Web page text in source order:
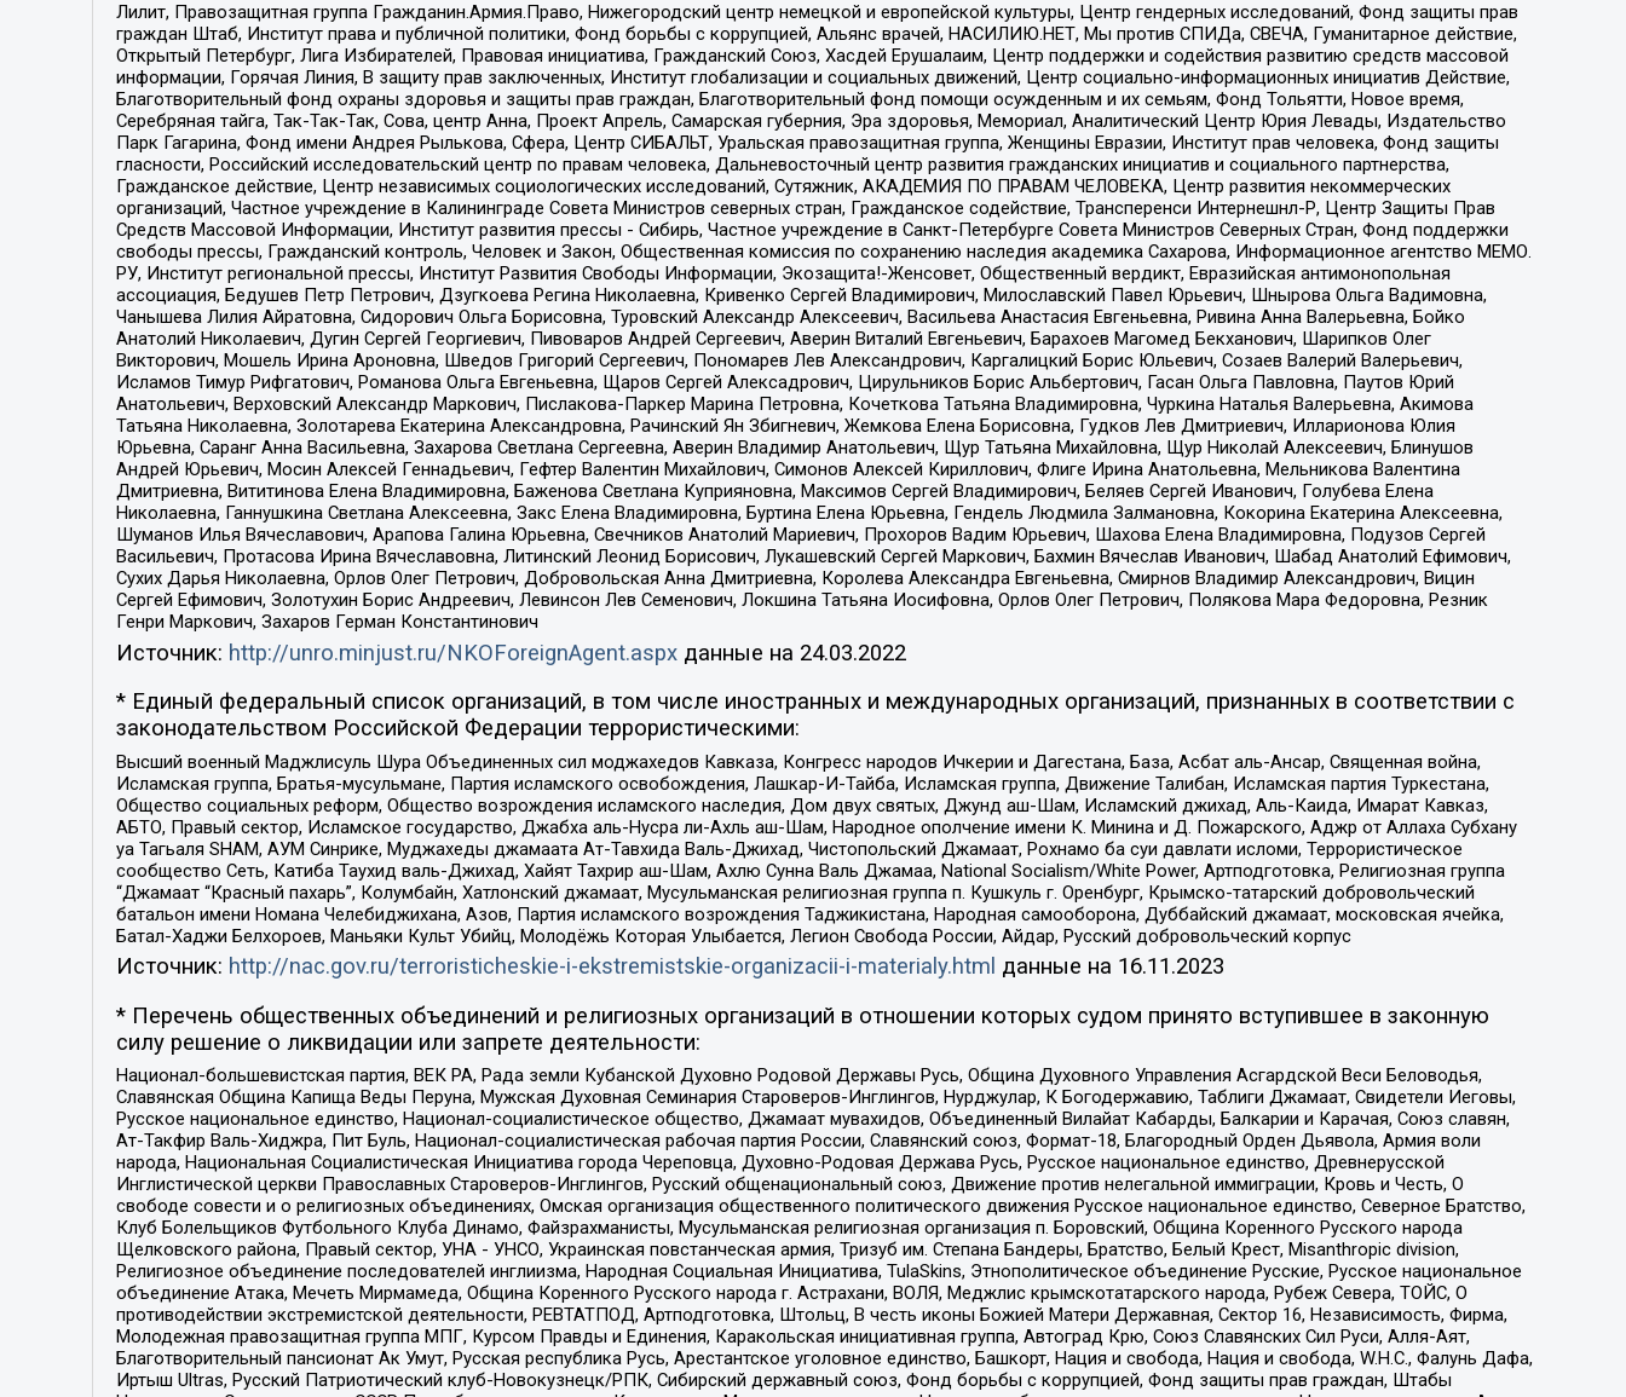
Лилит, Правозащитная группа Гражданин.Армия.Право, Нижегородский центр немецкой и европейской культуры, Центр гендерных исследований, Фонд защиты прав
граждан Штаб, Институт права и публичной политики, Фонд борьбы с коррупцией, Альянс врачей, НАСИЛИЮ.НЕТ, Мы против СПИДа, СВЕЧА, Гуманитарное действие,
Открытый Петербург, Лига Избирателей, Правовая инициатива, Гражданский Союз, Хасдей Ерушалаим, Центр поддержки и содействия развитию средств массовой
информации, Горячая Линия, В защиту прав заключенных, Институт глобализации и социальных движений, Центр социально-информационных инициатив Действие,
Благотворительный фонд охраны здоровья и защиты прав граждан, Благотворительный фонд помощи осужденным и их семьям, Фонд Тольятти, Новое время,
Серебряная тайга, Так-Так-Так, Сова, центр Анна, Проект Апрель, Самарская губерния, Эра здоровья, Мемориал, Аналитический Центр Юрия Левады, Издательство
Парк Гагарина, Фонд имени Андрея Рылькова, Сфера, Центр СИБАЛЬТ, Уральская правозащитная группа, Женщины Евразии, Институт прав человека, Фонд защиты
гласности, Российский исследовательский центр по правам человека, Дальневосточный центр развития гражданских инициатив и социального партнерства,
Гражданское действие, Центр независимых социологических исследований, Сутяжник, АКАДЕМИЯ ПО ПРАВАМ ЧЕЛОВЕКА, Центр развития некоммерческих
организаций, Частное учреждение в Калининграде Совета Министров северных стран, Гражданское содействие, Трансперенси Интернешнл-Р, Центр Защиты Прав
Средств Массовой Информации, Институт развития прессы - Сибирь, Частное учреждение в Санкт-Петербурге Совета Министров Северных Стран, Фонд поддержки
свободы прессы, Гражданский контроль, Человек и Закон, Общественная комиссия по сохранению наследия академика Сахарова, Информационное агентство МЕМО.
РУ, Институт региональной прессы, Институт Развития Свободы Информации, Экозащита!-Женсовет, Общественный вердикт, Евразийская антимонопольная
ассоциация, Бедушев Петр Петрович, Дзугкоева Регина Николаевна, Кривенко Сергей Владимирович, Милославский Павел Юрьевич, Шнырова Ольга Вадимовна,
Чанышева Лилия Айратовна, Сидорович Ольга Борисовна, Туровский Александр Алексеевич, Васильева Анастасия Евгеньевна, Ривина Анна Валерьевна, Бойко
Анатолий Николаевич, Дугин Сергей Георгиевич, Пивоваров Андрей Сергеевич, Аверин Виталий Евгеньевич, Барахоев Магомед Бекханович, Шарипков Олег
Викторович, Мошель Ирина Ароновна, Шведов Григорий Сергеевич, Пономарев Лев Александрович, Каргалицкий Борис Юльевич, Созаев Валерий Валерьевич,
Исламов Тимур Рифгатович, Романова Ольга Евгеньевна, Щаров Сергей Алексадрович, Цирульников Борис Альбертович, Гасан Ольга Павловна, Паутов Юрий
Анатольевич, Верховский Александр Маркович, Пислакова-Паркер Марина Петровна, Кочеткова Татьяна Владимировна, Чуркина Наталья Валерьевна, Акимова
Татьяна Николаевна, Золотарева Екатерина Александровна, Рачинский Ян Збигневич, Жемкова Елена Борисовна, Гудков Лев Дмитриевич, Илларионова Юлия
Юрьевна, Саранг Анна Васильевна, Захарова Светлана Сергеевна, Аверин Владимир Анатольевич, Щур Татьяна Михайловна, Щур Николай Алексеевич, Блинушов
Андрей Юрьевич, Мосин Алексей Геннадьевич, Гефтер Валентин Михайлович, Симонов Алексей Кириллович, Флиге Ирина Анатольевна, Мельникова Валентина
Дмитриевна, Вититинова Елена Владимировна, Баженова Светлана Куприяновна, Максимов Сергей Владимирович, Беляев Сергей Иванович, Голубева Елена
Николаевна, Ганнушкина Светлана Алексеевна, Закс Елена Владимировна, Буртина Елена Юрьевна, Гендель Людмила Залмановна, Кокорина Екатерина Алексеевна,
Шуманов Илья Вячеславович, Арапова Галина Юрьевна, Свечников Анатолий Мариевич, Прохоров Вадим Юрьевич, Шахова Елена Владимировна, Подузов Сергей
Васильевич, Протасова Ирина Вячеславовна, Литинский Леонид Борисович, Лукашевский Сергей Маркович, Бахмин Вячеслав Иванович, Шабад Анатолий Ефимович,
Сухих Дарья Николаевна, Орлов Олег Петрович, Добровольская Анна Дмитриевна, Королева Александра Евгеньевна, Смирнов Владимир Александрович, Вицин
Сергей Ефимович, Золотухин Борис Андреевич, Левинсон Лев Семенович, Локшина Татьяна Иосифовна, Орлов Олег Петрович, Полякова Мара Федоровна, Резник
Генри Маркович, Захаров Герман Константинович
Источник: http://unro.minjust.ru/NKOForeignAgent.aspxданные на 24.03.2022
* Единый федеральный список организаций, в том числе иностранных и международных организаций, признанных в соответствии с
законодательством Российской Федерации террористическими:
Высший военный Маджлисуль Шура Объединенных сил моджахедов Кавказа, Конгресс народов Ичкерии и Дагестана, База, Асбат аль-Ансар, Священная война,
Исламская группа, Братья-мусульмане, Партия исламского освобождения, Лашкар-И-Тайба, Исламская группа, Движение Талибан, Исламская партия Туркестана,
Общество социальных реформ, Общество возрождения исламского наследия, Дом двух святых, Джунд аш-Шам, Исламский джихад, Аль-Каида, Имарат Кавказ,
АБТО, Правый сектор, Исламское государство, Джабха аль-Нусра ли-Ахль аш-Шам, Народное ополчение имени К. Минина и Д. Пожарского, Аджр от Аллаха Субхану
уа Тагьаля SHAM, АУМ Синрике, Муджахеды джамаата Ат-Тавхида Валь-Джихад, Чистопольский Джамаат, Рохнамо ба суи давлати исломи, Террористическое
сообщество Сеть, Катиба Таухид валь-Джихад, Хайят Тахрир аш-Шам, Ахлю Сунна Валь Джамаа, National Socialism/White Power, Артподготовка, Религиозная группа
“Джамаат “Красный пахарь”, Колумбайн, Хатлонский джамаат, Мусульманская религиозная группа п. Кушкуль г. Оренбург, Крымско-татарский добровольческий
батальон имени Номана Челебиджихана, Азов, Партия исламского возрождения Таджикистана, Народная самооборона, Дуббайский джамаат, московская ячейка,
Батал-Хаджи Белхороев, Маньяки Культ Убийц, Молодёжь Которая Улыбается, Легион Свобода России, Айдар, Русский добровольческий корпус
Источник: http://nac.gov.ru/terroristicheskie-i-ekstremistskie-organizacii-i-materialy.html данные на 16.11.2023
* Перечень общественных объединений и религиозных организаций в отношении которых судом принято вступившее в законную
силу решение о ликвидации или запрете деятельности:
Национал-большевистская партия, ВЕК РА, Рада земли Кубанской Духовно Родовой Державы Русь, Община Духовного Управления Асгардской Веси Беловодья,
Славянская Община Капища Веды Перуна, Мужская Духовная Семинария Староверов-Инглингов, Нурджулар, К Богодержавию, Таблиги Джамаат, Свидетели Иеговы,
Русское национальное единство, Национал-социалистическое общество, Джамаат мувахидов, Объединенный Вилайат Кабарды, Балкарии и Карачая, Союз славян,
Ат-Такфир Валь-Хиджра, Пит Буль, Национал-социалистическая рабочая партия России, Славянский союз, Формат-18, Благородный Орден Дьявола, Армия воли
народа, Национальная Социалистическая Инициатива города Череповца, Духовно-Родовая Держава Русь, Русское национальное единство, Древнерусской
Инглистической церкви Православных Староверов-Инглингов, Русский общенациональный союз, Движение против нелегальной иммиграции, Кровь и Честь, О
свободе совести и о религиозных объединениях, Омская организация общественного политического движения Русское национальное единство, Северное Братство,
Клуб Болельщиков Футбольного Клуба Динамо, Файзрахманисты, Мусульманская религиозная организация п. Боровский, Община Коренного Русского народа
Щелковского района, Правый сектор, УНА - УНСО, Украинская повстанческая армия, Тризуб им. Степана Бандеры, Братство, Белый Крест, Misanthropic division,
Религиозное объединение последователей инглиизма, Народная Социальная Инициатива, TulaSkins, Этнополитическое объединение Русские, Русское национальное
объединение Атака, Мечеть Мирмамеда, Община Коренного Русского народа г. Астрахани, ВОЛЯ, Меджлис крымскотатарского народа, Рубеж Севера, ТОЙС, О
противодействии экстремистской деятельности, РЕВТАТПОД, Артподготовка, Штольц, В честь иконы Божией Матери Державная, Сектор 16, Независимость, Фирма,
Молодежная правозащитная группа МПГ, Курсом Правды и Единения, Каракольская инициативная группа, Автоград Крю, Союз Славянских Сил Руси, Алля-Аят,
Благотворительный пансионат Ак Умут, Русская республика Русь, Арестантское уголовное единство, Башкорт, Нация и свобода, Нация и свобода, W.H.С., Фалунь Дафа,
Иртыш Ultras, Русский Патриотический клуб-Новокузнецк/РПК, Сибирский державный союз, Фонд борьбы с коррупцией, Фонд защиты прав граждан, Штабы